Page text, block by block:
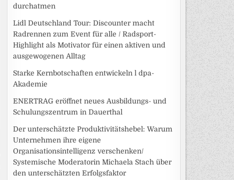
durchatmen
Lidl Deutschland Tour: Discounter macht
Radrennen zum Event für alle / Radsport-
Highlight als Motivator für einen aktiven und
ausgewogenen Alltag
Starke Kernbotschaften entwickeln l dpa-
Akademie
ENERTRAG eröffnet neues Ausbildungs- und
Schulungszentrum in Dauerthal
Der unterschätzte Produktivitätshebel: Warum
Unternehmen ihre eigene
Organisationsintelligenz verschenken/
Systemische Moderatorin Michaela Stach über
den unterschätzten Erfolgsfaktor